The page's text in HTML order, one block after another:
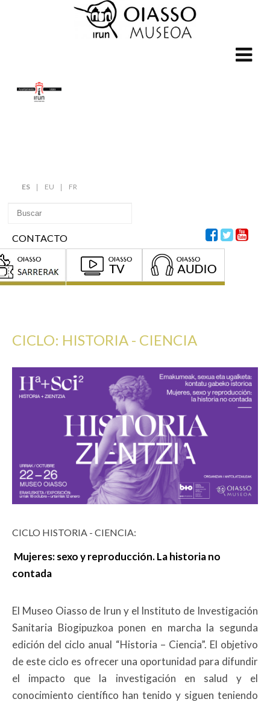
ES EU FR
CONTACTO
CICLO: HISTORIA - CIENCIA
CICLO HISTORIA - CIENCIA:
Mujeres: sexo y reproducción. La historia no
contada
El Museo Oiasso de Irun y el Instituto de Investigación
Sanitaria Biogipuzkoa ponen en marcha la segunda
edición del ciclo anual “Historia – Ciencia”. El objetivo
de este ciclo es ofrecer una oportunidad para difundir
el impacto que la investigación en salud y el
conocimiento científico han tenido y siguen teniendo